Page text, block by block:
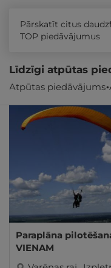
Atpūtas piedāvājums
Pārskatīt citus
TOP piedāvājumus
Līdzīgi atpūtas
Paraplāna
VIENAM